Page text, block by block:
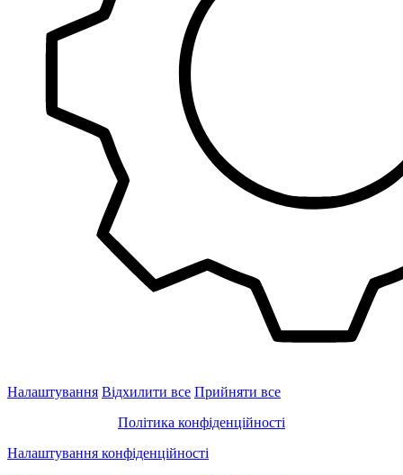
Налаштування Відхилити все Прийняти все
Політика конфіденційності
Налаштування конфіденційності